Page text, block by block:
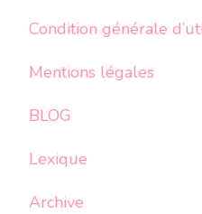
Condition générale
Mentions légales
BLOG
Lexique
Archive